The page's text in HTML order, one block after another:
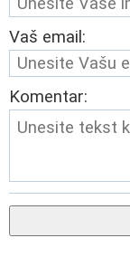
Vaš email:
Komentar: